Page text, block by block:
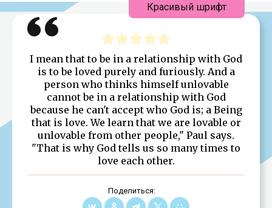
I mean that to be in a relationship with God
is to be loved purely and furiously. And a
person who thinks himself unlovable
cannot be in a relationship with God
because he can't accept who God is; a Being
that is love. We learn that we are lovable or
unlovable from other people," Paul says.
"That is why God tells us so many times to
love each other.
Поделиться:
Красивый шрифт